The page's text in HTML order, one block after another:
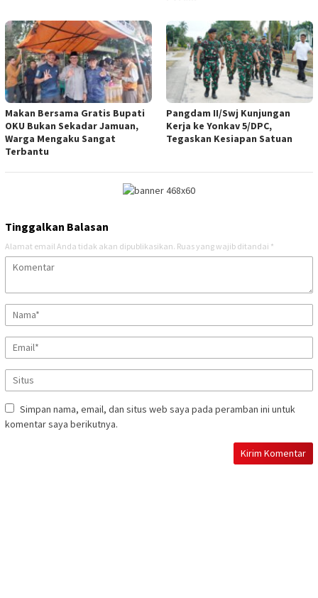
Makan Bersama Gratis Bupati
OKU Bukan Sekadar Jamuan,
Warga Mengaku Sangat
Terbantu
Pangdam II/Swj Kunjungan
Kerja ke Yonkav 5/DPC,
Tegaskan Kesiapan Satuan
Tinggalkan Balasan
Alamat email Anda tidak akan dipublikasikan. Ruas yang wajib ditandai *
Simpan nama, email, dan situs web saya pada peramban ini untuk
komentar saya berikutnya.